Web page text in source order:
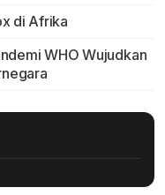
di Afrika
WHO Wujudkan